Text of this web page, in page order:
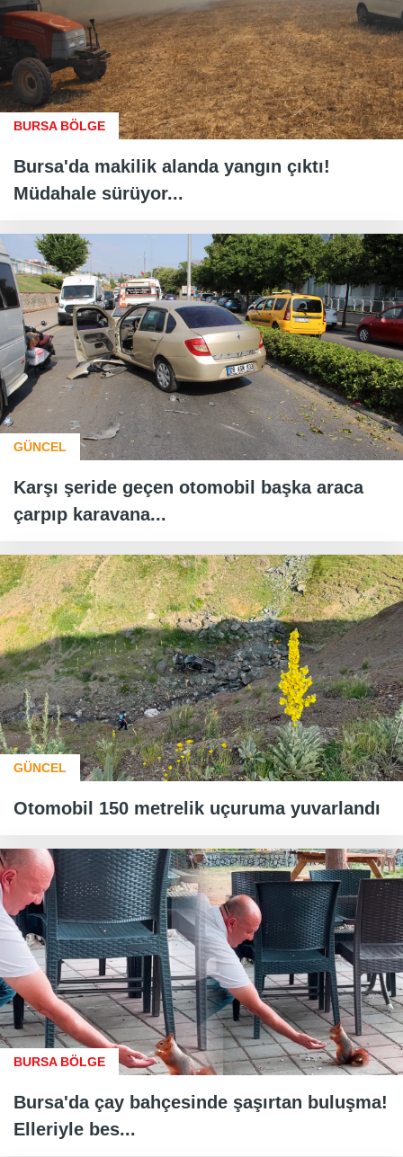
BURSA BÖLGE
Bursa'da makilik alanda yangın çıktı!
Müdahale sürüyor...
GÜNCEL
Karşı şeride geçen otomobil başka araca
çarpıp karavana...
GÜNCEL
Otomobil 150 metrelik uçuruma yuvarlandı
BURSA BÖLGE
Bursa'da çay bahçesinde şaşırtan buluşma!
Elleriyle bes...